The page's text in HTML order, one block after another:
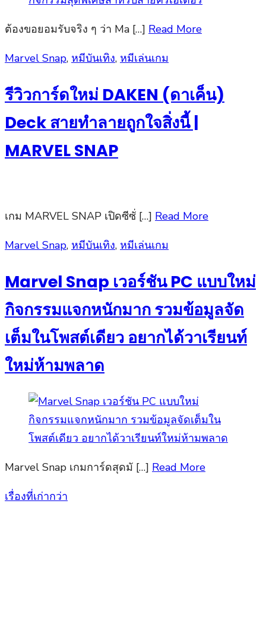
ต้องขอยอมรับจริง ๆ ว่า Ma […] Read More
Posted
Marvel Snap, หมีบันเทิง, หมีเล่นเกม
รีวิวการ์ดใหม่ DAKEN (ดาเค็น)
Deck สายทำลายถูกใจสิ่งนี้ |
MARVEL SNAP
เกม MARVEL SNAP เปิดซีซั่ […] Read More
Posted
Marvel Snap, หมีบันเทิง, หมีเล่นเกม
Marvel Snap เวอร์ชัน PC แบบใหม่
กิจกรรมแจกหนักมาก รวมข้อมูลจัด
เต็มในโพสต์เดียว อยากได้วาเรียนท์
ใหม่ห้ามพลาด
Marvel Snap เกมการ์ดสุดมั […] Read More
แนะแนว
เรื่องที่เก่ากว่า